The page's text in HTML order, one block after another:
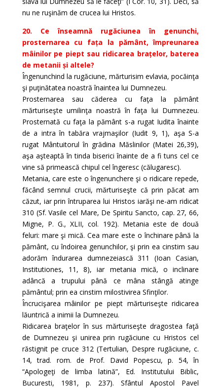
nu ne ruşinăm de crucea lui Hristos.
20. Ce înseamnă rugăciunea în genunchi,
prosternarea cu fața la pământ, împreunarea
mâinilor pe piept sau ridicarea brațelor, baterea
de metanii și altele?
Îngenunchind la rugăciune, mărturisim evlavia, pocăinţa
şi puţinătatea noastră înaintea lui Dumnezeu.
Prosternarea sau căderea cu faţa la pământ
mărturiseşte umilinţa noastră în faţa lui Dumnezeu.
Prosternată cu faţa la pământ s-a rugat Iudita înainte
de a intra în tabăra vrajmaşilor (Iudit 9, 1), aşa S-a
rugat Mântuitorul în grădina Măslinilor (Matei 26,39),
aşa aşteaptă în tinda biserici înainte de a fi tuns cel ce
vine să primească chipul cel îngeresc (călugaresc).
Metania, care este o îngenunchere şi o ridicare repede,
făcând semnul crucii, mărturiseşte că prin păcat am
căzut, iar prin întruparea lui Hristos iarăşi ne-am ridicat
310 (Sf. Vasile cel Mare, De Spiritu Sancto, cap. 27, 66,
Migne, P. G., XLII, col. 192). Metania este de două
feluri: mare şi mică. Cea mare este o închinare până la
pământ, cu îndoirea genunchilor, şi prin ea cinstim sau
adorăm îndurarea dumnezeiască 311 (Ioan Casian,
Institutiones, 11, 8), iar metania mică, o inclinare
adâncă a trupului până ce mâna stângă atinge
pământul; prin ea cinstim milostivirea Sfinţilor.
Încrucişarea mâinilor pe piept mărturiseşte ridicarea
lăuntrică a inimii la Dumnezeu.
Ridicarea braţelor în sus mărturiseşte dragostea faţă
de Dumnezeu şi unirea prin rugăciune cu Hristos cel
răstignit pe cruce 312 (Tertulian, Despre rugăciune, c.
14, trad. rom. de Prof. David Popescu, p. 54, în
“Apologeţi de limba latină”, Ed. Institutului Biblic,
Bucuresti, 1981, p. 237). Sfântul Apostol Pavel